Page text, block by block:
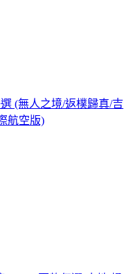
(無人之境/返樸歸真/吉
航空版)